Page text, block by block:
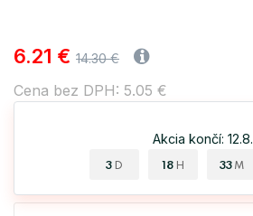
6.21 € 14.30 €
Cena bez DPH: 5.05 €
Akcia končí: 12.8.
3 D 18 H 33 M